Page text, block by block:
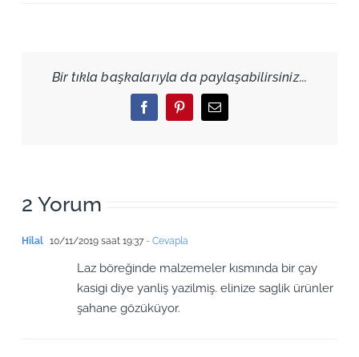
Bir tıkla başkalarıyla da paylaşabilirsiniz...
FacebookPinterestEmail
2 Yorum
Hilal 10/11/2019 saat 19:37- Cevapla
Laz böreğinde malzemeler kısmında bir çay
kasigi diye yanliş yazilmiş. elinize saglik ürünler
şahane gözüküyor.